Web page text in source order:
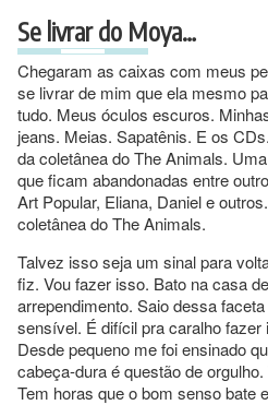
Se livrar do Moya…
Chegaram as caixas com meus
se livrar de mim que ela mesmo
tudo. Meus óculos escuros.
jeans. Meias. Sapatênis. E os
da coletânea do The Animals.
que ficam abandonadas entre
Art Popular, Eliana, Daniel e
coletânea do The Animals.
Talvez isso seja um sinal para
fiz. Vou fazer isso. Bato na casa
arrependimento. Saio dessa
sensível. É difícil pra caralho
Desde pequeno me foi ensinado
cabeça-dura é questão de
Tem horas que o bom senso bate